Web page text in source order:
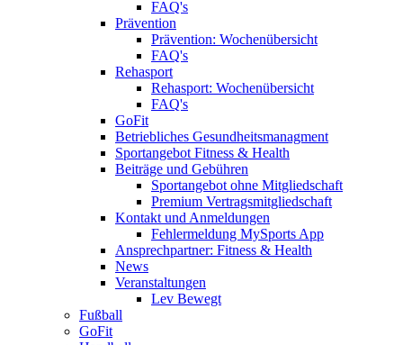
FAQ's
Prävention
Prävention: Wochenübersicht
FAQ's
Rehasport
Rehasport: Wochenübersicht
FAQ's
GoFit
Betriebliches Gesundheitsmanagment
Sportangebot Fitness & Health
Beiträge und Gebühren
Sportangebot ohne Mitgliedschaft
Premium Vertragsmitgliedschaft
Kontakt und Anmeldungen
Fehlermeldung MySports App
Ansprechpartner: Fitness & Health
News
Veranstaltungen
Lev Bewegt
Fußball
GoFit